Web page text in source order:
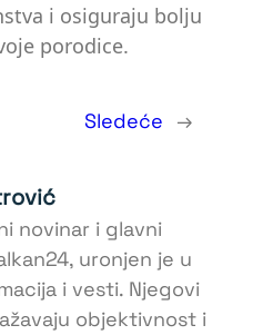
i osiguraju bolju
porodice.
Sledeće →
novinar i glavni
uronjen je u
i vesti. Njegovi
objektivnost i